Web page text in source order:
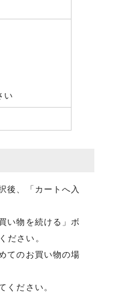
い
後、「カートへ入
い物を続ける」ボ
ださい。
てのお買い物の場
ください。